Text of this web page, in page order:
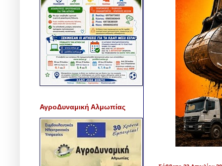
ΑγροΔυναμική Αλμωπίας